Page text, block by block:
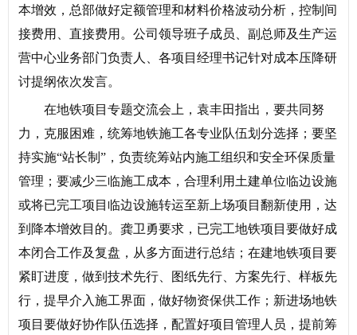
本增效，总部做好定额管理和材料价格波动分析，控制间
接费用、直接费用。公司领导班子成员、副总师及生产运
营中心业务部门负责人、各项目经理书记针对成本压降研
讨提纲依次发言。
在地铁项目专题交流会上，袁丰田指出，要共同努
力，克服困难，统筹地铁施工各专业队伍划分选择；要坚
持实施“站长制”，负责统筹站内施工组织和安全环保质量
管理；要减少三临施工成本，合理利用土建单位临边设施
或将已完工项目临边设施转运至新上场项目翻新使用，达
到降本增效目的。龚卫勇要求，已完工地铁项目要做好成
本闭合工作及复盘，从多方面进行总结；在建地铁项目要
紧盯进度，做到技术先行、图纸先行、方案先行、样板先
行，提早介入施工界面，做好物资保供工作；新进场地铁
项目要做好协作队伍选择，配置好项目管理人员，提前筹